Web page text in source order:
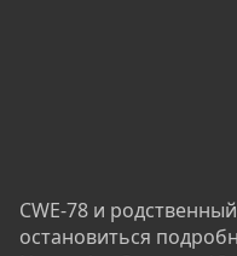
CWE-78 и
остановиться